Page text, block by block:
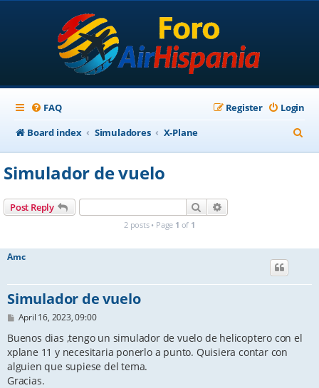
FAQ Login
Register
Board index
Simuladores X-Plane
e
Simulador de vuelo
Post Reply Search
2 posts • Page 1 of 1
Amc
Simulador de vuelo
P
s
April 16, 2023, 09:00
Buenos dias ,tengo un simulador de vuelo de helicoptero con el
xplane 11 y necesitaria ponerlo a punto. Quisiera contar con
alguien que supiese del tema.
Gracias.